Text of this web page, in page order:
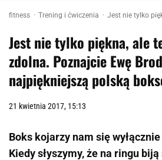
fitness Trening i ćwiczenia Jest nie tylko
Jest nie tylko piękna, ale
zdolna. Poznajcie Ewę
najpiękniejszą polską
21 kwietnia 2017, 15:13
Boks kojarzy nam się
Kiedy słyszymy, że na ringu